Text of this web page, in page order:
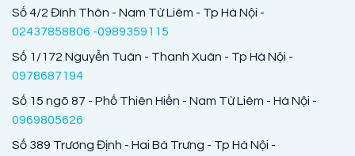
Số 4/2 Đình Thôn - Nam Từ Liêm - Tp Hà Nội -
02437858806 -0989359115
Số 1/172 Nguyễn Tuân - Thanh Xuân - Tp Hà Nội -
0978687194
Số 15 ngõ 87 - Phố Thiên Hiền - Nam Từ Liêm - Hà Nội -
0969805626
Số 389 Trương Định - Hai Bà Trưng - Tp Hà Nội -